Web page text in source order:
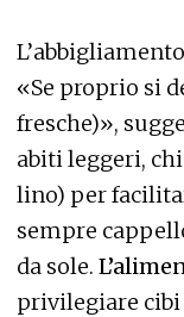
«Se proprio si
fresche)»,
abiti leggeri,
lino) per
sempre
da sole.
privilegiare